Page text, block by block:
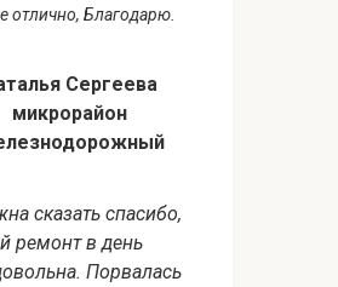
отлично, Благодарю.
Сергеева
микрорайон
сказать спасибо,
ремонт в день
Порвалась